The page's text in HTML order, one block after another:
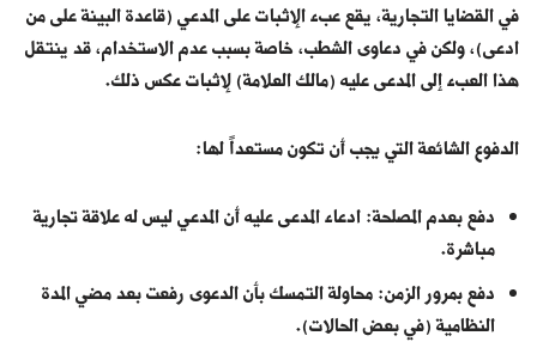
في القضايا التجارية، يقع عبء الإثبات على المدعي (قاعدة البينة على من
ادعى)، ولكن في دعاوى الشطب، خاصة بسبب عدم الاستخدام، قد ينتقل
هذا العبء إلى المدعى عليه (مالك العلامة) لإثبات عكس ذلك.
الدفوع الشائعة التي يجب أن تكون مستعداً لها:
دفع بعدم المصلحة: ادعاء المدعى عليه أن المدعي ليس له علاقة تجارية
مباشرة.
دفع بمرور الزمن: محاولة التمسك بأن الدعوى رفعت بعد مضي المدة
النظامية (في بعض الحالات).